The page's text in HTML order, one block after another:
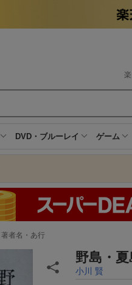
DVD・ブルーレイ ゲーム
著者名・あ行
野島・夏
小川 賢